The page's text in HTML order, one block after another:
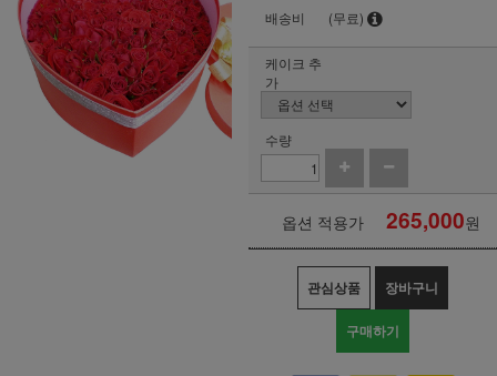
배송비
(무료)
케이크 추
가
수량
옵션 적용가 265,000원
관심상품 장바구니
구매하기